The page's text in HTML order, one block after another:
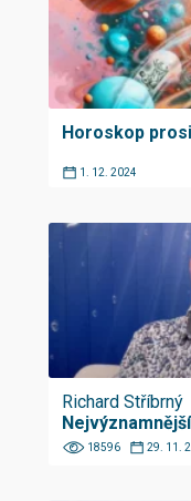
Horoskop
1. 12. 2024
Richard Stříbrný
18596 29. 11.